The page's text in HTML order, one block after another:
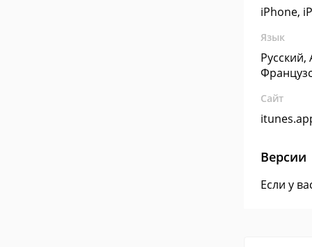
iPhone,
Язык
Сайт
Версии
Если у